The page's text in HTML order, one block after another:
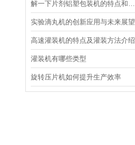
实验滴丸机的创新应用与未来展望
高速灌装机的特点及灌装方法介绍
灌装机有哪些类型
旋转压片机如何提升生产效率